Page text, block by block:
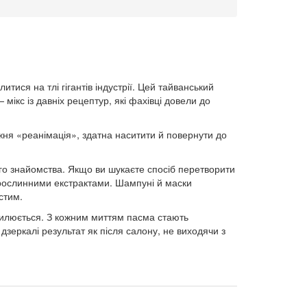
на тлі гігантів індустрії. Цей тайванський
із давніх рецептур, які фахівці довели до
«реанімація», здатна наситити й повернути до
знайомства. Якщо ви шукаєте спосіб перетворити
екстрактами. Шампуні й маски
З кожним миттям пасма стають
результат як після салону, не виходячи з